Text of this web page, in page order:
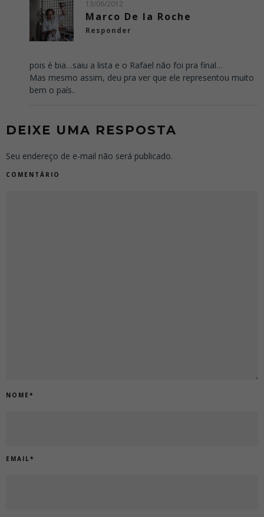
13/06/2012
Marco De la Roche
Responder
pois é bia…saiu a lista e o Rafael não foi pra final…
Mas mesmo assim, deu pra ver que ele representou muito
bem o país..
DEIXE UMA RESPOSTA
Seu endereço de e-mail não será publicado.
COMENTÁRIO
NOME *
EMAIL *